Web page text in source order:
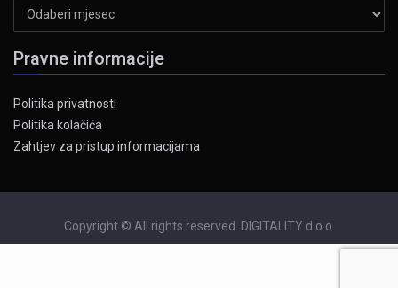
Pravne informacije
Politika privatnosti
Politika kolačića
Zahtjev za pristup informacijama
Copyright © All rights reserved. DIGITALITY d.o.o.